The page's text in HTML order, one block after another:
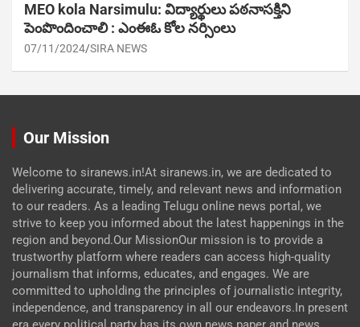
MEO kola Narsimulu: విద్యార్థులు పఠ‌నాసక్తిని
పెంపొందించాలి : ఎంఈఓ కోల నర్సింలు
07/11/2024 SIRA NEWS
Our Mission
Welcome to siranews.in!At siranews.in, we are dedicated to
delivering accurate, timely, and relevant news and information
to our readers. As a leading Telugu online news portal, we
strive to keep you informed about the latest happenings in the
region and beyond.Our MissionOur mission is to provide a
trustworthy platform where readers can access high-quality
journalism that informs, educates, and engages. We are
committed to upholding the principles of journalistic integrity,
independence, and transparency in all our endeavors.In present